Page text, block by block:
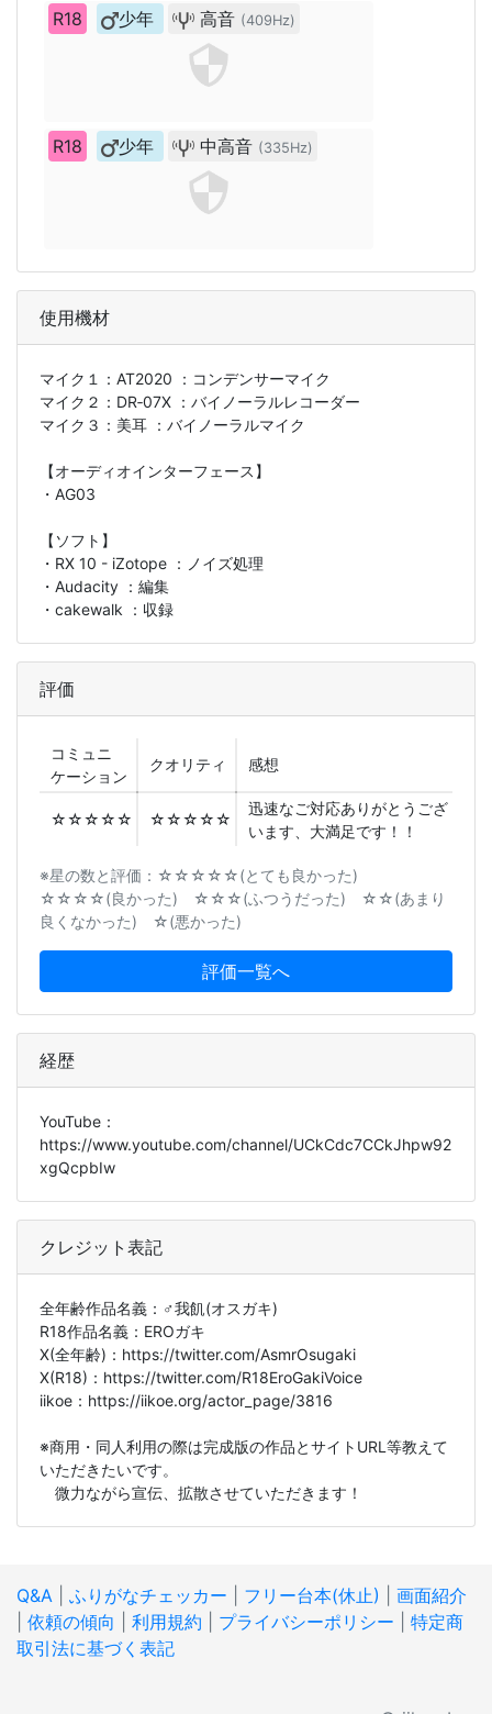
R18 少年 高音 (409Hz)
R18 少年 中高音 (335Hz)
使用機材
マイク１： AT2020 ：コンデンサーマイク
マイク２： DR‐07X ：バイノーラルレコーダー
マイク３： 美耳 ：バイノーラルマイク
【オーディオインターフェース】
・AG03
【ソフト】
・RX 10 - iZotope ：ノイズ処理
・Audacity ：編集
・cakewalk ：収録
評価
コミュニ
ケーション
クオリティ 感想
☆☆☆☆☆ ☆☆☆☆☆
迅速なご対応ありがとうござ
います、大満足です！！
※星の数と評価：☆☆☆☆☆(とても良かった)
☆☆☆☆(良かった) ☆☆☆(ふつうだった) ☆☆(あまり
良くなかった) ☆(悪かった)
評価一覧へ
経歴
YouTube：
https://www.youtube.com/channel/UCkCdc7CCkJhpw92
xgQcpbIw
クレジット表記
全年齢作品名義：♂我飢(オスガキ)
R18作品名義：EROガキ
X(全年齢)：https://twitter.com/AsmrOsugaki
X(R18)：https://twitter.com/R18EroGakiVoice
iikoe：https://iikoe.org/actor_page/3816
※商用・同人利用の際は完成版の作品とサイトURL等教えて
いただきたいです。
微力ながら宣伝、拡散させていただきます！
Q&A ふりがなチェッカー フリー台本(休止)
画面紹介
依頼の傾向 利用規約 プライバシーポリシー
特定商
取引法に基づく表記